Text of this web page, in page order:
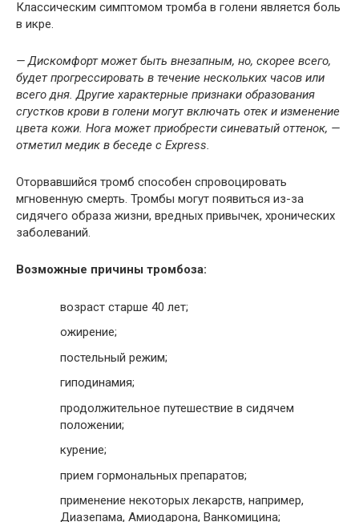
Классическим симптомом тромба в голени является боль
в икре.
— Дискомфорт может быть внезапным, но, скорее всего,
будет прогрессировать в течение нескольких часов или
всего дня. Другие характерные признаки образования
сгустков крови в голени могут включать отек и изменение
цвета кожи. Нога может приобрести синеватый оттенок, —
отметил медик в беседе с Express.
Оторвавшийся тромб способен спровоцировать
мгновенную смерть. Тромбы могут появиться из-за
сидячего образа жизни, вредных привычек, хронических
заболеваний.
Возможные причины тромбоза:
возраст старше 40 лет;
ожирение;
постельный режим;
гиподинамия;
продолжительное путешествие в сидячем
положении;
курение;
прием гормональных препаратов;
применение некоторых лекарств, например,
Диазепама, Амиодарона, Ванкомицина;